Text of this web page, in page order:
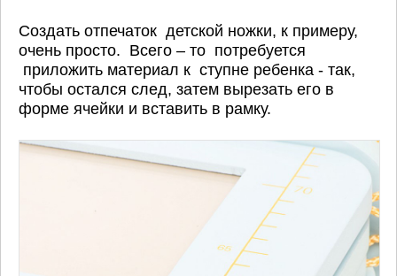
Создать отпечаток детской ножки, к примеру,
очень просто. Всего – то потребуется
приложить материал к ступне ребенка - так,
чтобы остался след, затем вырезать его в
форме ячейки и вставить в рамку.